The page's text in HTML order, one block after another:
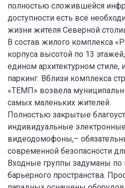
полностью сложившейся
доступности есть всё
жизни жителя Северной
В состав жилого комплекса
корпуса высотой по 13
едином архитектурном
паркинг. Вблизи комплекса
«ТЕМП» возвела
самых маленьких жителей.
Полностью закрытые
индивидуальные
видеодомофоны,–
современной безопасности
Входные группы задуманы по
барьерного пространства.